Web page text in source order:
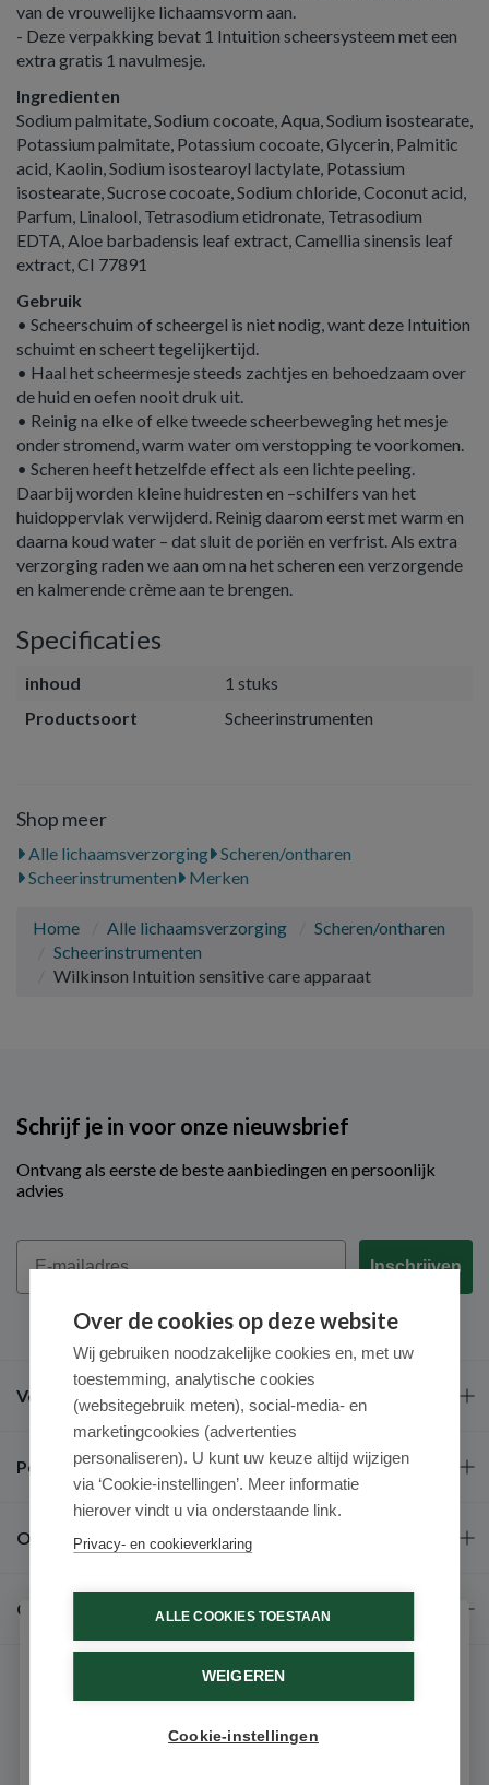
van de vrouwelijke lichaamsvorm aan.
- Deze verpakking bevat 1 Intuition scheersysteem met een
extra gratis 1 navulmesje.
Ingredienten
Sodium palmitate, Sodium cocoate, Aqua, Sodium isostearate,
Potassium palmitate, Potassium cocoate, Glycerin, Palmitic
acid, Kaolin, Sodium isostearoyl lactylate, Potassium
isostearate, Sucrose cocoate, Sodium chloride, Coconut acid,
Parfum, Linalool, Tetrasodium etidronate, Tetrasodium
EDTA, Aloe barbadensis leaf extract, Camellia sinensis leaf
extract, CI 77891
Gebruik
• Scheerschuim of scheergel is niet nodig, want deze Intuition
schuimt en scheert tegelijkertijd.
• Haal het scheermesje steeds zachtjes en behoedzaam over
de huid en oefen nooit druk uit.
• Reinig na elke of elke tweede scheerbeweging het mesje
onder stromend, warm water om verstopping te voorkomen.
• Scheren heeft hetzelfde effect als een lichte peeling.
Daarbij worden kleine huidresten en –schilfers van het
huidoppervlak verwijderd. Reinig daarom eerst met warm en
daarna koud water – dat sluit de poriën en verfrist. Als extra
verzorging raden we aan om na het scheren een verzorgende
en kalmerende crème aan te brengen.
Specificaties
inhoud
1 stuks
Productsoort
Scheerinstrumenten
Shop meer
Alle lichaamsverzorging Scheren/ontharen
Scheerinstrumenten
Merken
Home Alle lichaamsverzorging
Scheren/ontharen
Scheerinstrumenten
Wilkinson Intuition sensitive care apparaat
Schrijf je in voor onze nieuwsbrief
Ontvang als eerste de beste aanbiedingen en persoonlijk
advies
Email
Inschrijven
Veel gestelde vragen
Populaire merken
Over ons
Contact
Over de cookies op deze website
Wij gebruiken noodzakelijke cookies en, met uw
toestemming, analytische cookies
(websitegebruik meten), social-media- en
marketingcookies (advertenties
personaliseren). U kunt uw keuze altijd wijzigen
via ‘Cookie-instellingen’. Meer informatie
hierover vindt u via onderstaande link.
Privacy- en cookieverklaring
ALLE COOKIES TOESTAAN
WEIGEREN
Cookie-instellingen
Schrijf je in voor onze nieuwsbrief
Ontvang als eerste de beste aanbiedingen en persoonlijk
advies